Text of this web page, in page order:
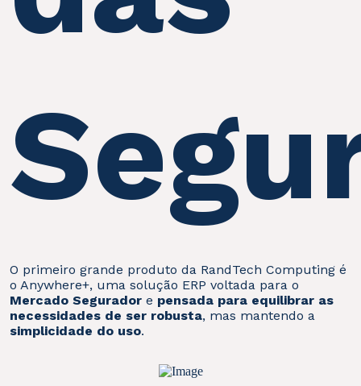
O primeiro grande produto da RandTech Computing é
o Anywhere+, uma solução ERP voltada para o
Mercado Seguradore pensada para equilibrar as
necessidades de ser robusta, mas mantendo a
simplicidade do uso.